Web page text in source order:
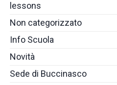
lessons
Non categorizzato
Info Scuola
Novità
Sede di Buccinasco